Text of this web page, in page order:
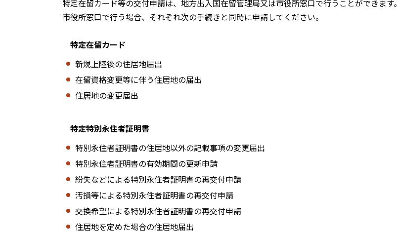
特定在留カード等の交付申請は、地方出入国在留管理局又は市役所窓口で行うことができます。
市役所窓口で行う場合、それぞれ次の手続きと同時に申請してください。
特定在留カード
新規上陸後の住居地届出
在留資格変更等に伴う住居地の届出
住居地の変更届出
特定特別永住者証明書
特別永住者証明書の住居地以外の記載事項の変更届出
特別永住者証明書の有効期間の更新申請
紛失などによる特別永住者証明書の再交付申請
汚損等による特別永住者証明書の再交付申請
交換希望による特別永住者証明書の再交付申請
住居地を定めた場合の住居地届出